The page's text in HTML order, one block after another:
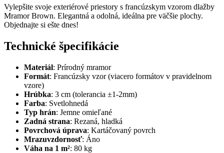
Vylepšite svoje exteriérové priestory s francúzskym vzorom dlažby
Mramor Brown. Elegantná a odolná, ideálna pre väčšie plochy.
Objednajte si ešte dnes!
Technické špecifikácie
Materiál: Prírodný mramor
Formát: Francúzsky vzor (viacero formátov v pravidelnom
vzore)
Hrúbka: 3 cm (tolerancia ±1-2mm)
Farba: Svetlohnedá
Typ hrán: Jemne omieľané
Zadná strana: Rezaná, hladká
Povrchová úprava: Kartáčovaný povrch
Mrazuvzdornosť: Áno
Váha na 1 m²: 80 kg